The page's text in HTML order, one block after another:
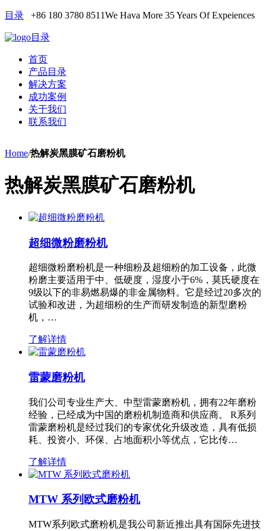
目录 +86 180 3780 8511We Hava More 35 Years Of Expeiences
目录
首页
产品目录
解决方案
成功案例
关于我们
联系我们
Home/热解炭黑膜矿石磨粉机
热解炭黑膜矿石磨粉机
超细微粉磨粉机
超细微粉磨粉机是一种细粉及超细粉的加工设备，此微
粉磨主要适用于中、低硬度，湿度小于6%，莫氏硬度在
9级以下的非易燃易爆的非金属物料。它是经过20多次的
试验和改进，为超细粉的生产而研发制造的新型磨粉
机，…
了解详情
雷蒙磨粉机
我们公司专业生产大、中型雷蒙磨粉机，拥有22年磨粉
经验，已经成为中国的磨粉机制造商和供应商。 R系列
雷蒙磨粉机是经过我们的专家优化升级改造，具有低损
耗、投资小、环保、占地面积小等优点，它比传…
了解详情
MTW 系列欧式磨粉机
MTW系列欧式磨粉机是我公司新近推出具有国际先进技